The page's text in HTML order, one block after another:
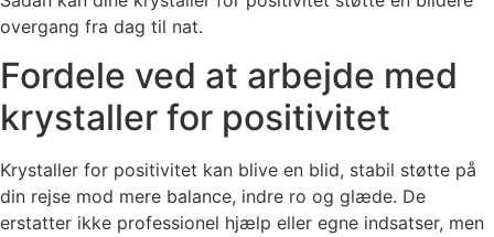
overgang fra dag til nat.
Fordele ved at arbejde med
krystaller for positivitet
Krystaller for positivitet kan blive en blid, stabil støtte på
din rejse mod mere balance, indre ro og glæde. De
erstatter ikke professionel hjælp eller egne indsatser, men